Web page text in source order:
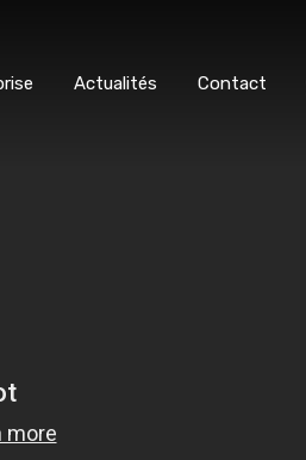
Actualités Contact